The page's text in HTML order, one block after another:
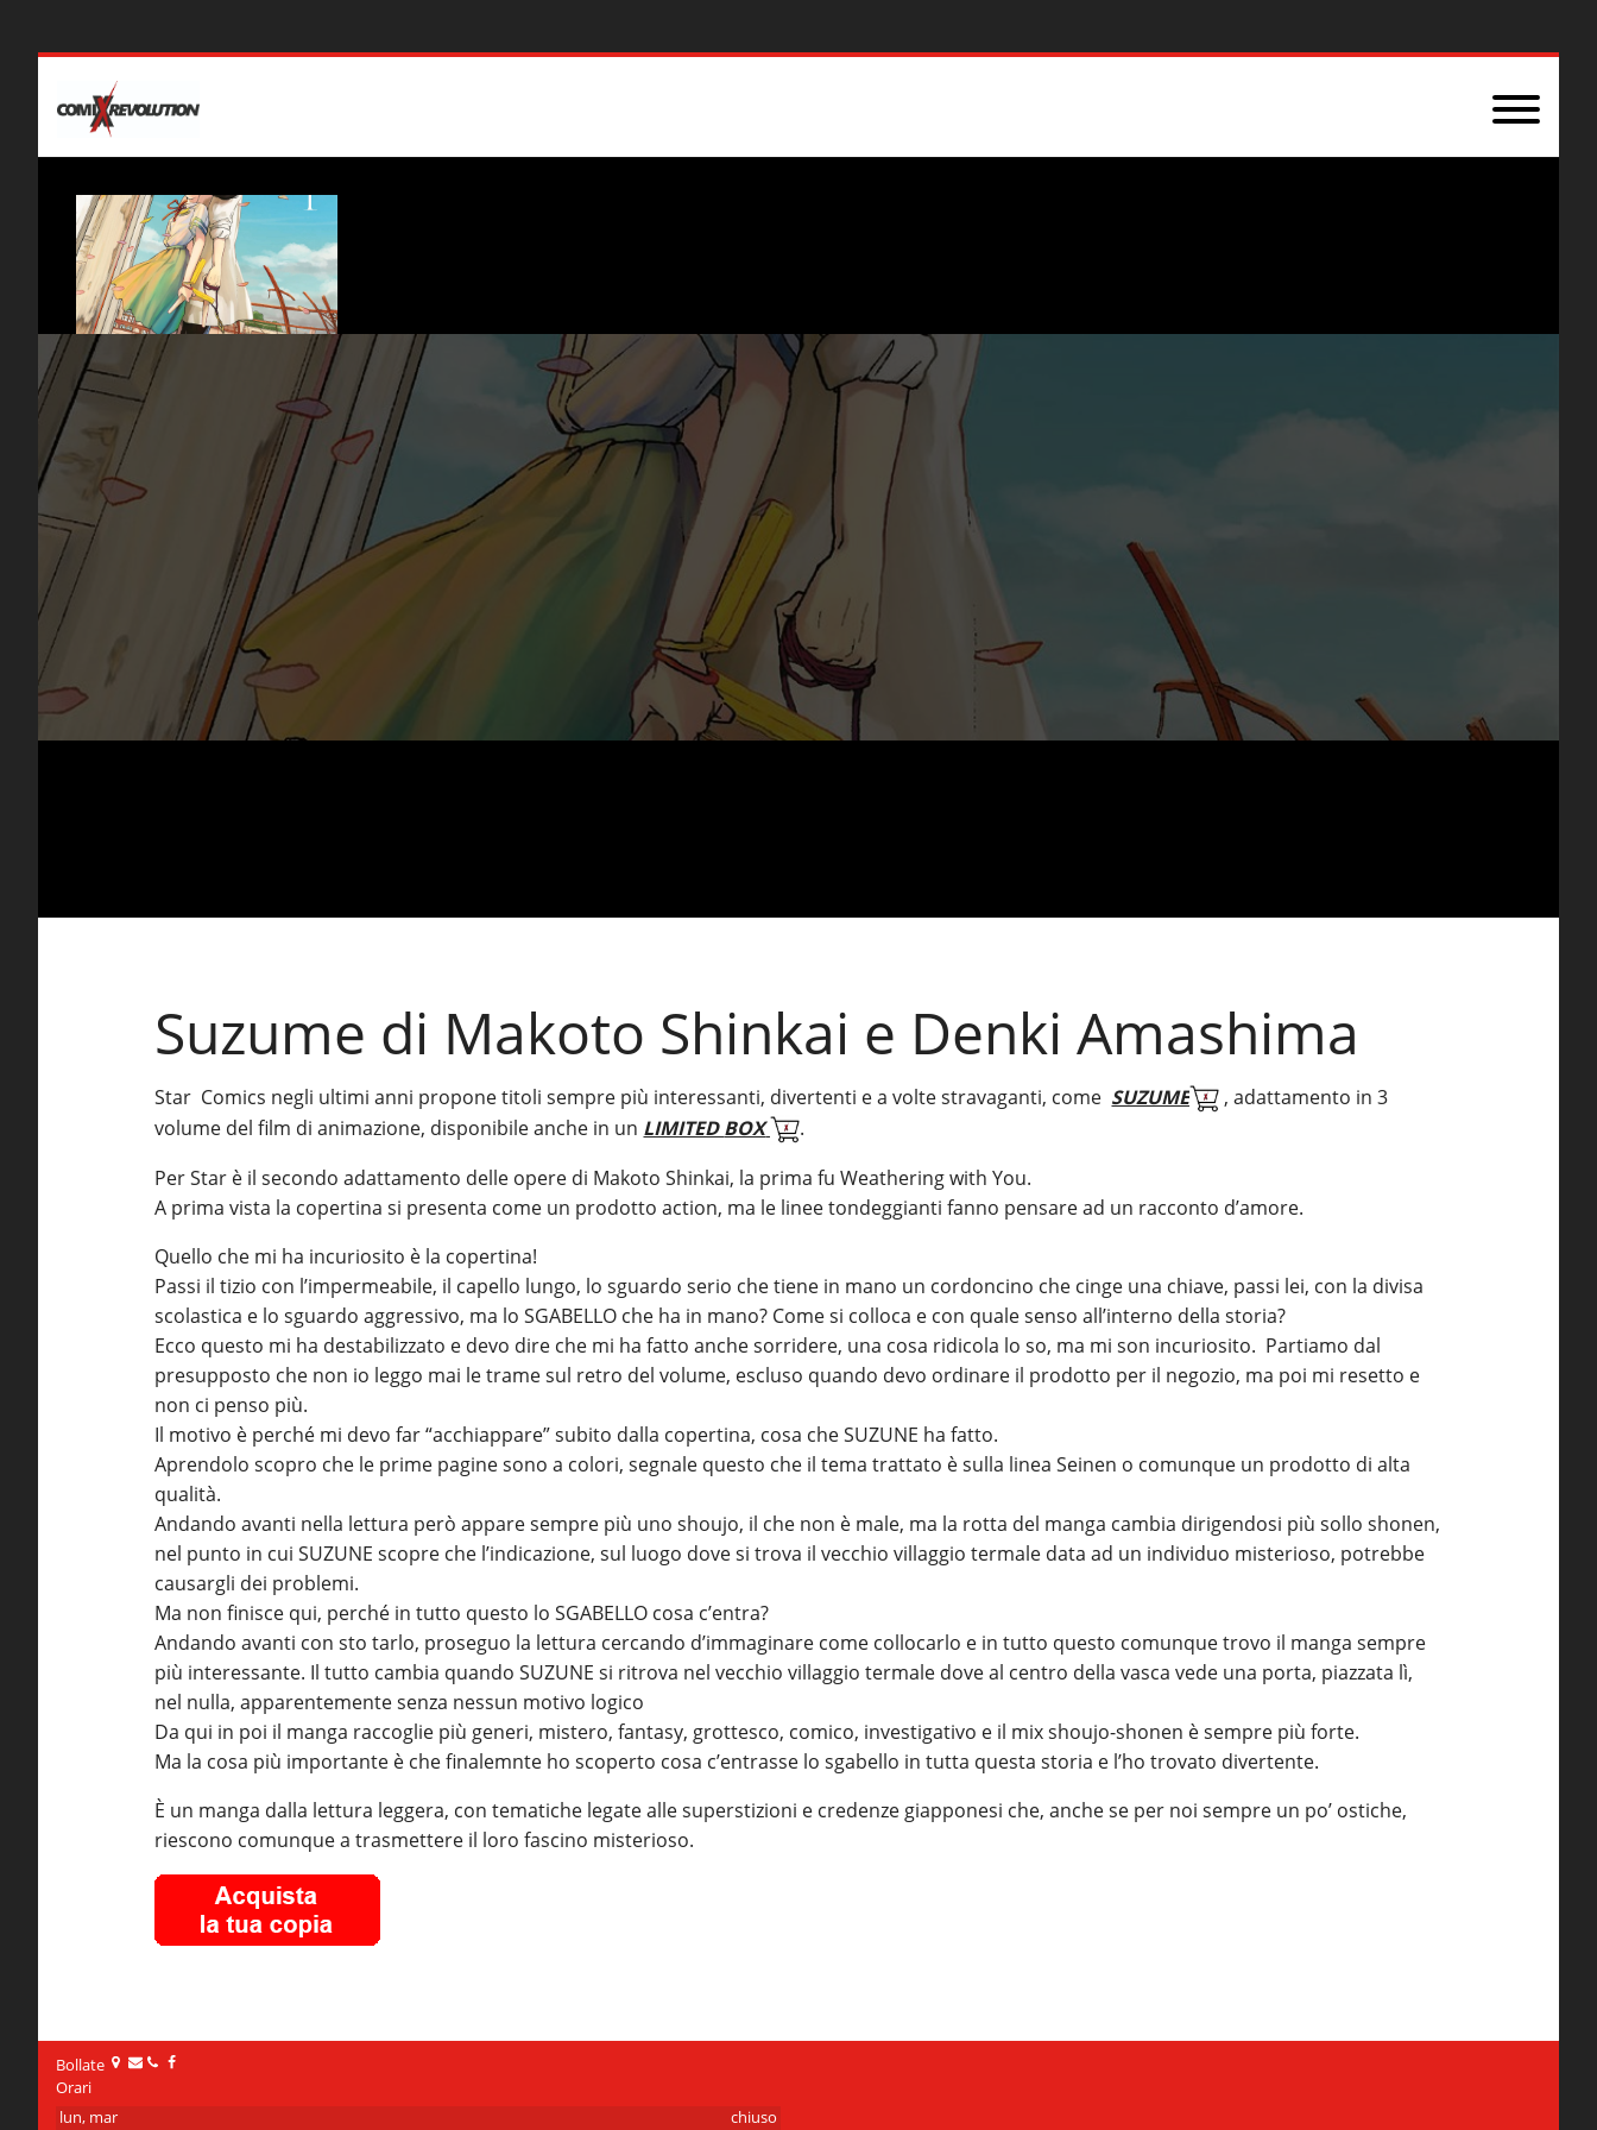
Nuovi arrivi
Arrivi del2 Novembre
E-Commerce di ComiXrevolution
Nuovi eventi
Meet & Greet con Emanuela Lupacchino
Open Day Scuola di Fumetto
ComiXrevolution di Bollate 15/3/2025
OPEN DAY D&D Domenica 19/01/2025 ore
16:00
Nuove recensioni
Honeko Akabane’s Bodyguards by
Masamitsu Nigatsu
Extreme Carnage: Una morte in famiglia
Kingdom Come Dc Pocket By Mark Waid e
Suzume di Makoto Shinkai e Denki Amashima
Star Comics negli ultimi anni propone titoli sempre più interessanti, divertenti e a volte stravaganti, come SUZUME , adattamento in3
volume del film di animazione, disponibile anche in un LIMITEDBOX
.
Per Star è il secondo adattamento delle opere di MakotoShinkai, la prima fuWeatheringwithYou.
A prima vista la copertina si presenta come un prodottoaction, ma le linee tondeggianti fanno pensaread un racconto d’amore.
Quello che mi ha incuriosito è la copertina!
Passi il tizio con l’impermeabile, il capello lungo, lo sguardo serio che tiene in mano un cordoncino che cinge una chiave, passi lei, con la divisa
scolastica e lo sguardo aggressivo, ma lo SGABELLO che ha in mano? Come si colloca e con quale senso all’interno della storia?
Ecco questo mi ha destabilizzato e devo dire che mi ha fatto anche sorridere, una cosa ridicola lo so, ma mi son incuriosito. Partiamo dal
presupposto che non io leggo mai le trame sul retro del volume, escluso quando devo ordinare il prodotto per il negozio, ma poi mi resetto e
non ci penso più.
Il motivo è perché mi devo far “acchiappare” subito dalla copertina, cosa che SUZUNE ha fatto.
Aprendolo scopro che le prime pagine sono a colori, segnale questo che il tema trattato è sulla lineaSeinen o comunque un prodotto di alta
qualità.
Andando avanti nella lettura però appare sempre più unoshoujo, il che non è male, ma la rotta del manga cambia dirigendosi più solloshonen,
nel punto in cui SUZUNE scopre che l’indicazione, sul luogo dove si trova il vecchio villaggio termale dataad un individuo misterioso, potrebbe
causargli dei problemi.
Ma non finisce qui, perché in tutto questo lo SGABELLO cosa c’entra?
Andando avanti con sto tarlo, proseguo la lettura cercando d’immaginare come collocarlo e in tutto questo comunque trovo il manga sempre
più interessante. Il tutto cambia quando SUZUNE si ritrova nel vecchio villaggio termale dove al centro della vasca vede una porta, piazzata lì,
nel nulla, apparentemente senza nessun motivo logico
Da qui in poi il manga raccoglie più generi, mistero, fantasy, grottesco, comico, investigativo e il mixshoujo-shonen è sempre più forte.
Ma la cosa più importante è che finalemnte ho scoperto cosa c’entrasse lo sgabello in tutta questa storia e l’ho trovato divertente.
È un manga dalla lettura leggera, con tematiche legate alle superstizioni e credenze giapponesi che, anche se per noi sempre un po’ ostiche,
riescono comunque a trasmettere il loro fascino misterioso.
Bollate
Orari
lun, mar
chiuso